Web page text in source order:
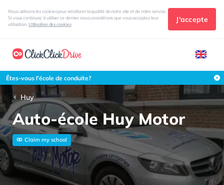
Nous utilisons les cookies pour améliorer la qualité de notre site et de notre service.
Si vous continuez à utiliser ce dernier nous considérons que vous acceptez leur
utilisation. Utilisation des cookies
J'accepte
Êtes-vous l'école de conduite?
Huy
Auto-école Huy Motor
Claim my school